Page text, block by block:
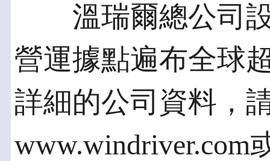
溫瑞爾總公司設
營運據點遍布全球
詳細的公司資料，
www.windriver.com